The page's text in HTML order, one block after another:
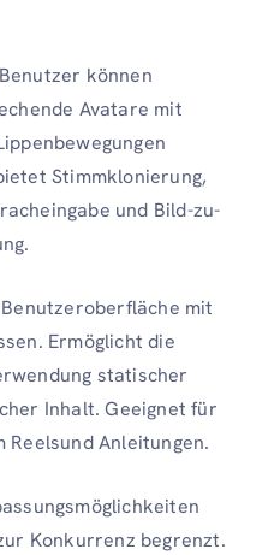
können
Avatare mit
Stimmklonierung,
und Bild-zu-
mit
Ermöglicht die
statischer
Inhalt. Geeignet für
Reelsund Anleitungen.
Konkurrenz begrenzt.